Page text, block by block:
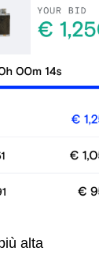
alta